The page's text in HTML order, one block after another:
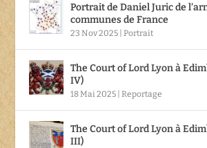
Portrait de Daniel Juric de
communes de France
23 Nov 2025 |Portrait
The Court of Lord Lyon à
IV)
18 Mai 2025 |Reportage
The Court of Lord Lyon à
III)